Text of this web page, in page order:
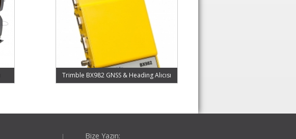
Trimble BX982 GNSS & Heading Alıcısı
Bize Yazın: